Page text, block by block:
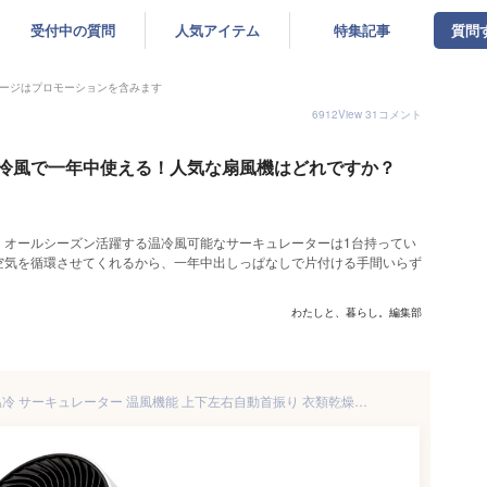
受付中の質問 人気アイテム 特集記事 質問
ジはプロモーションを含みます
6912View 31 コメント
風で一年中使える！人気な扇風機はどれですか？
ールシーズン活躍する温冷風可能なサーキュレーターは1台持ってい
を循環させてくれるから、一年中出しっぱなしで片付ける手間いらず
わたしと、暮らし。編集部